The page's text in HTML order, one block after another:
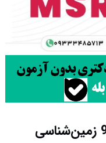
دانلود سوالات دکتری 99 زمین‌شناسی